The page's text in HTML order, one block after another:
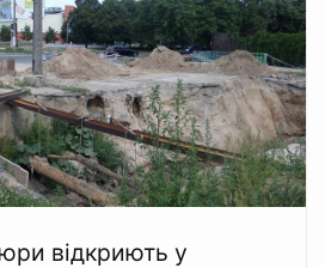
відкриють у